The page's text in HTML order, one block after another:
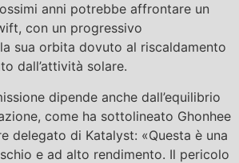
anni potrebbe affrontare un
con un progressivo
sua orbita dovuto al riscaldamento
dall’attività solare.
dipende anche dall’equilibrio
come ha sottolineato Ghonhee
delegato di Katalyst: «Questa è una
e ad alto rendimento. Il pericolo